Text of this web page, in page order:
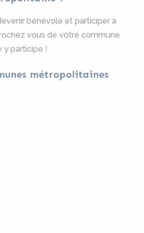
bénévole et participer à
vous de votre commune
y participe !
métropolitaines